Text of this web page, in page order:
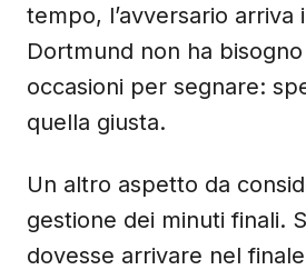
tempo, l’avversario arriva
Dortmund non ha
occasioni per segnare:
quella giusta.
Un altro aspetto da
gestione dei minuti finali.
dovesse arrivare nel